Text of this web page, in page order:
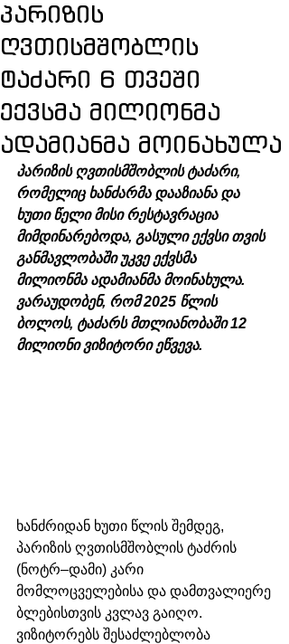
პარიზის
ღვთისმშობლის
ტაძარი 6 თვეში
ექვსმა მილიონმა
ადამიანმა მოინახულა
პარიზის ღვთისმშობლის ტაძარი,
რომელიც ხანძარმა დააზიანა და
ხუთი წელი მისი რესტავრაცია
მიმდინარებოდა, გასული ექვსი თვის
განმავლობაში უკვე ექვსმა
მილიონმა ადამიანმა მოინახულა.
ვარაუდობენ, რომ 2025 წლის
ბოლოს, ტაძარს მთლიანობაში 12
მილიონი ვიზიტორი ეწვევა.
ხანძრიდან ხუთი წლის შემდეგ,
პარიზის ღვთისმშობლის ტაძრის
(ნოტრ–დამი) კარი
მომლოცველებისა და დამთვალიერე
ბლებისთვის კვლავ გაიღო.
ვიზიტორებს შესაძლებლობა